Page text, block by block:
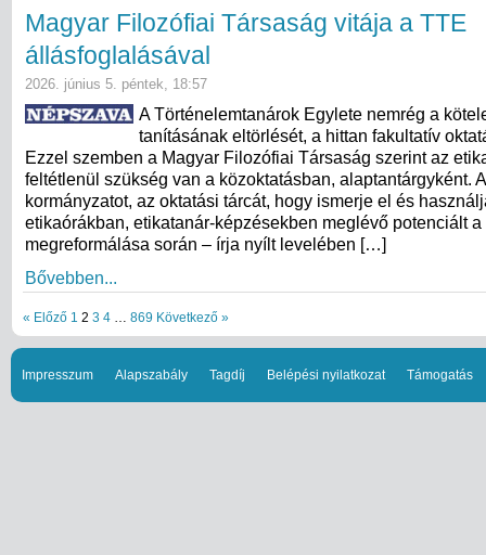
Magyar Filozófiai Társaság vitája a TTE
állásfoglalásával
2026. június 5. péntek, 18:57
A Történelemtanárok Egylete nemrég a
tanításának eltörlését, a hittan fakultatív
Ezzel szemben a Magyar Filozófiai Társaság szerint az
feltétlenül szükség van a közoktatásban, alaptantárgyként.
kormányzatot, az oktatási tárcát, hogy ismerje el és
etikaórákban, etikatanár-képzésekben meglévő potenciált a
megreformálása során – írja nyílt levelében […]
Bővebben...
« Előző 1 2 3 4 869 Következő »
Impresszum Alapszabály Tagdíj Belépési nyilatkozat Támogatás